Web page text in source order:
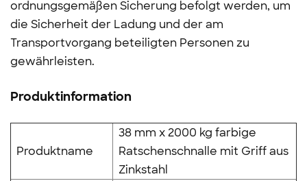
ordnungsgemäßen Sicherung befolgt werden, um
die Sicherheit der Ladung und der am
Transportvorgang beteiligten Personen zu
gewährleisten.
Produktinformation
Produktname
38 mm x 2000 kg farbige
Ratschenschnalle mit Griff aus
Zinkstahl